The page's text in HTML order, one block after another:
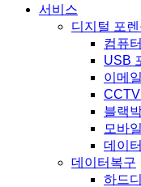
서비스
디지털 포렌
컴퓨
USB
이메
블랙
모바
데이
데이터복구
하드